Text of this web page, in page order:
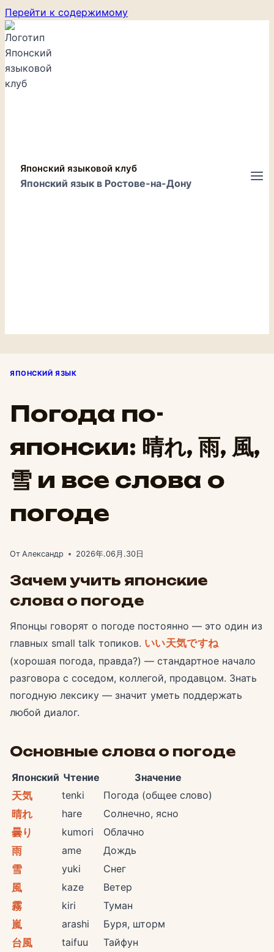
Перейти к содержимому
Японский языковой клуб
Японский язык в Ростове-на-Дону
ЯПОНСКИЙ ЯЗЫК
Погода по-
японски: 晴れ, 雨, 風,
雪 и все слова о
погоде
От Александр 2026年.06月.30日
Зачем учить японские
слова о погоде
Японцы говорят о погоде постоянно — это один из
главных small talk топиков. いい天気ですね
(хорошая погода, правда?) — стандартное начало
разговора с соседом, коллегой, продавцом. Знать
погодную лексику — значит уметь поддержать
любой диалог.
Основные слова о погоде
Японский Чтение
Значение
天気
tenki
Погода (общее слово)
晴れ
hare
Солнечно, ясно
曇り
kumori
Облачно
雨
ame
Дождь
雪
yuki
Снег
風
kaze
Ветер
霧
kiri
Туман
嵐
arashi
Буря, шторм
台風
taifuu
Тайфун